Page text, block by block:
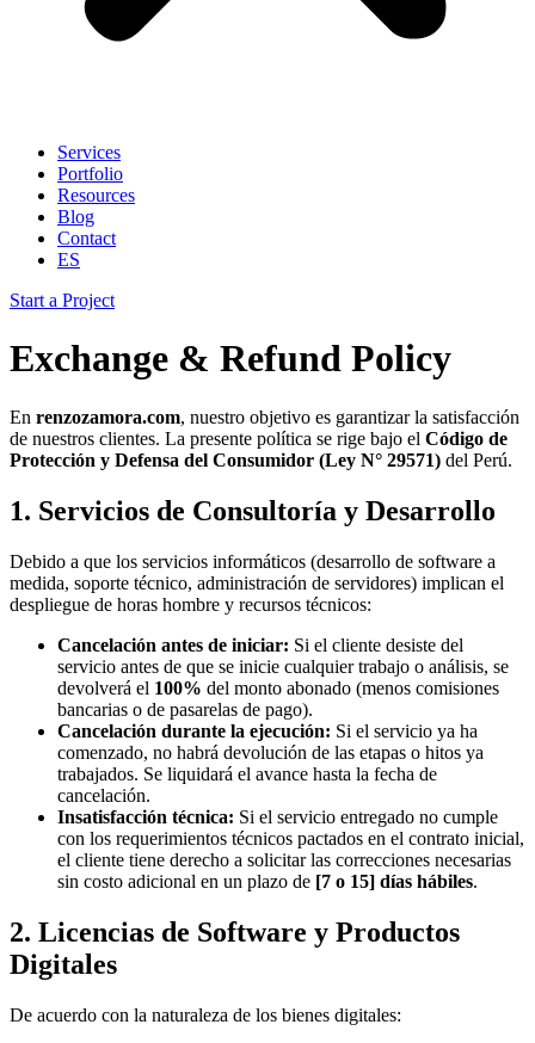
Services
Portfolio
Resources
Blog
Contact
ES
Start a Project
Exchange & Refund Policy
En renzozamora.com, nuestro objetivo es garantizar la satisfacción
de nuestros clientes. La presente política se rige bajo el Código de
Protección y Defensa del Consumidor (Ley N° 29571) del Perú.
1. Servicios de Consultoría y Desarrollo
Debido a que los servicios informáticos (desarrollo de software a
medida, soporte técnico, administración de servidores) implican el
despliegue de horas hombre y recursos técnicos:
Cancelación antes de iniciar: Si el cliente desiste del
servicio antes de que se inicie cualquier trabajo o análisis, se
devolverá el 100% del monto abonado (menos comisiones
bancarias o de pasarelas de pago).
Cancelación durante la ejecución: Si el servicio ya ha
comenzado, no habrá devolución de las etapas o hitos ya
trabajados. Se liquidará el avance hasta la fecha de
cancelación.
Insatisfacción técnica: Si el servicio entregado no cumple
con los requerimientos técnicos pactados en el contrato inicial,
el cliente tiene derecho a solicitar las correcciones necesarias
sin costo adicional en un plazo de [7 o 15] días hábiles.
2. Licencias de Software y Productos
Digitales
De acuerdo con la naturaleza de los bienes digitales: